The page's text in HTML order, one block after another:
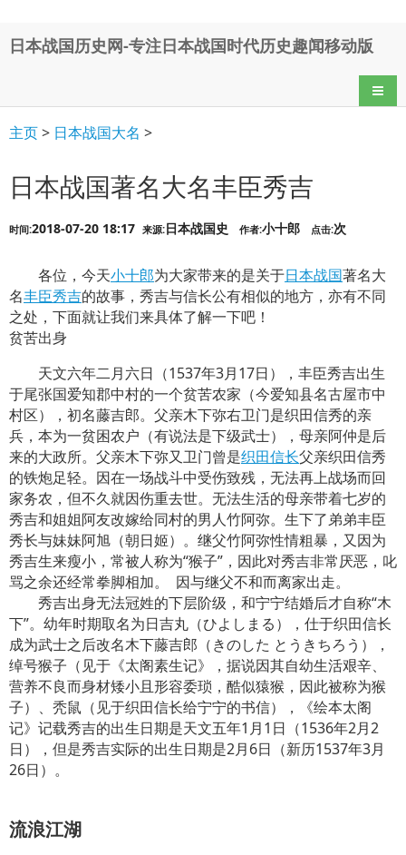
日本战国历史网-专注日本战国时代历史趣闻移动版
导航
主页> 日本战国大名 >
日本战国著名大名丰臣秀吉
时间:2018-07-20 18:17 来源:日本战国史 作者:小十郎 点击:次
各位，今天小十郎为大家带来的是关于日本战国著名大
名丰臣秀吉的故事，秀吉与信长公有相似的地方，亦有不同
之处，下面就让我们来具体了解一下吧！
贫苦出身
天文六年二月六日（1537年3月17日），丰臣秀吉出生
于尾张国爱知郡中村的一个贫苦农家（今爱知县名古屋市中
村区），初名藤吉郎。父亲木下弥右卫门是织田信秀的亲
兵，本为一贫困农户（有说法是下级武士），母亲阿仲是后
来的大政所。父亲木下弥又卫门曾是织田信长父亲织田信秀
的铁炮足轻。因在一场战斗中受伤致残，无法再上战场而回
家务农，但不久就因伤重去世。无法生活的母亲带着七岁的
秀吉和姐姐阿友改嫁给同村的男人竹阿弥。生下了弟弟丰臣
秀长与妹妹阿旭（朝日姬）。继父竹阿弥性情粗暴，又因为
秀吉生来瘦小，常被人称为“猴子”，因此对秀吉非常厌恶，叱
骂之余还经常拳脚相加。 因与继父不和而离家出走。
秀吉出身无法冠姓的下层阶级，和宁宁结婚后才自称“木
下”。幼年时期取名为日吉丸（ひよしまる），仕于织田信长
成为武士之后改名木下藤吉郎（きのした とうきちろう），
绰号猴子（见于《太阁素生记》，据说因其自幼生活艰辛、
营养不良而身材矮小且形容委琐，酷似猿猴，因此被称为猴
子）、秃鼠（见于织田信长给宁宁的书信），《绘本太阁
记》记载秀吉的出生日期是天文五年1月1日（1536年2月2
日），但是秀吉实际的出生日期是2月6日（新历1537年3月
26日）。
流浪江湖